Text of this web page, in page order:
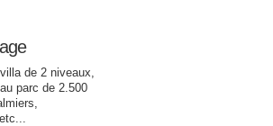
de 2 niveaux,
parc de 2.500